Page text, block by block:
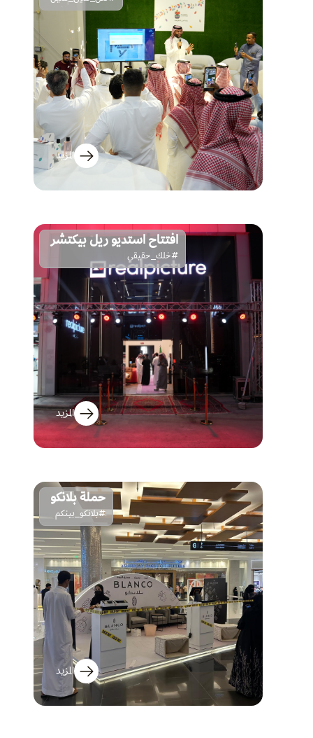
المزيد
افتتاح استديو ريل بيكتشر
#خلك_حقيقي
المزيد
حملة بلانكو
#بلانكو_بينكم
المزيد